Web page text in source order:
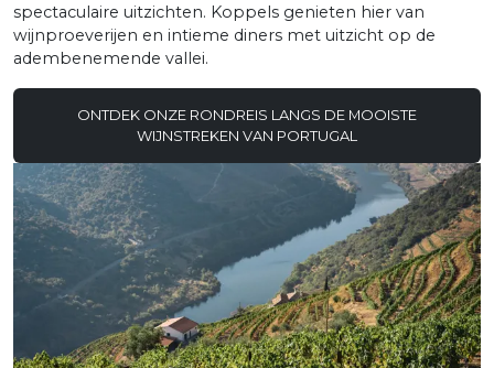
spectaculaire uitzichten. Koppels genieten hier van
wijnproeverijen en intieme diners met uitzicht op de
adembenemende vallei.
ONTDEK ONZE RONDREIS LANGS DE MOOISTE
WIJNSTREKEN VAN PORTUGAL